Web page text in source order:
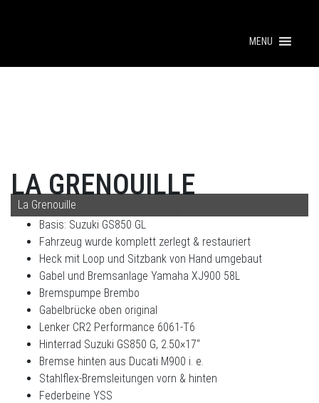
MENU
LA GRENOUILLE
La Grenouille
Basis: Suzuki GS850 GL
Fahrzeug wurde komplett zerlegt & restauriert
Heck mit Loop und Sitzbank von Hand umgebaut
Gabel und Bremsanlage Yamaha XJ900 58L
Bremspumpe Brembo
Gabelbrücke oben original
Lenker CR2 Performance 6061-T6
Hinterrad Suzuki GS850 G, 2.50×17“
Bremse hinten aus Ducati M900 i. e.
Stahlflex-Bremsleitungen vorn & hinten
Federbeine YSS